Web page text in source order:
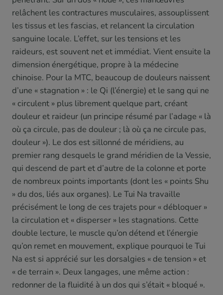
relâchent les contractures musculaires, assouplissent
les tissus et les fascias, et relancent la circulation
sanguine locale. L’effet, sur les tensions et les
raideurs, est souvent net et immédiat. Vient ensuite la
dimension énergétique, propre à la médecine
chinoise. Pour la MTC, beaucoup de douleurs naissent
d’une « stagnation » : le Qi (l’énergie) et le sang qui ne
« circulent » plus librement quelque part, créant
douleur et raideur (un principe résumé par l’adage « là
où ça circule, pas de douleur ; là où ça ne circule pas,
douleur »). Le dos est sillonné de méridiens, au
premier rang desquels le grand méridien de la Vessie,
qui descend de part et d’autre de la colonne et porte
de nombreux points importants (dont les « points Shu
» du dos, liés aux organes). Le Tui Na travaille
précisément le long de ces trajets pour « débloquer »
la circulation et « disperser » les stagnations. Cette
double lecture, le muscle qu’on détend et l’énergie
qu’on remet en mouvement, explique pourquoi le Tui
Na est si apprécié sur les dorsalgies « de tension » et
« de terrain ». Deux langages, une même action :
redonner de la fluidité à un dos qui s’était « bloqué ».